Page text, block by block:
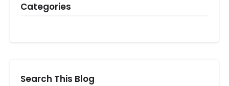
Categories
Search This Blog